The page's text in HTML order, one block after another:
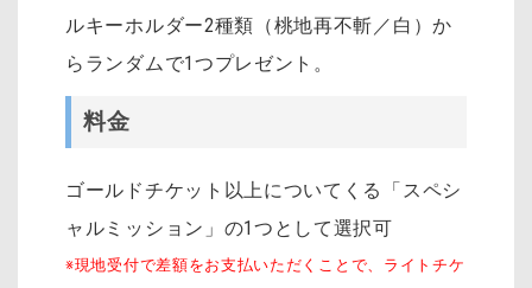
ルキーホルダー2種類（桃地再不斬／白）か
らランダムで1つプレゼント。
料金
ゴールドチケット以上についてくる「スペシ
ャルミッション」の1つとして選択可
※現地受付で差額をお支払いただくことで、ライトチケ